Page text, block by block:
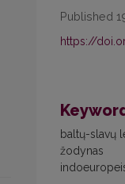
Published
https://
baltų-slavų
žodynas